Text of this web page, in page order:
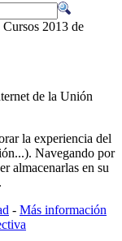
Cursos 2013 de
de la Unión
la experiencia del
Navegando por
almacenarlas en su
- Más información